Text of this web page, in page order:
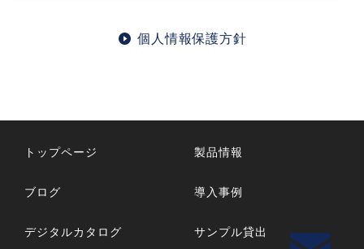
個人情報保護方針
トップページ 製品情報
ブログ 導入事例
デジタルカタログ サンプル貸出